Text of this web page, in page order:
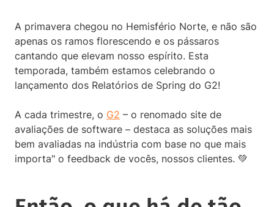
A primavera chegou no Hemisfério Norte, e não são
apenas os ramos florescendo e os pássaros
cantando que elevam nosso espírito. Esta
temporada, também estamos celebrando o
lançamento dos Relatórios de Spring do G2!
A cada trimestre, o G2 – o renomado site de
avaliações de software – destaca as soluções mais
bem avaliadas na indústria com base no que mais
importa" o feedback de vocês, nossos clientes. 💚